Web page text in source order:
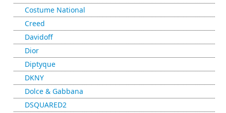
Costume National
Creed
Davidoff
Dior
Diptyque
DKNY
Dolce & Gabbana
DSQUARED2